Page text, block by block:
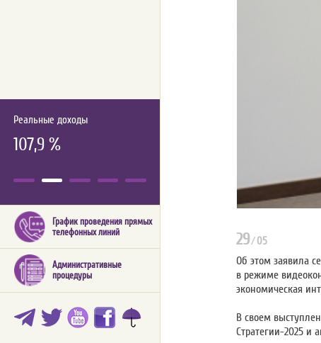
Реальные доходы
107,9 %
График проведения прямых
телефонных линий
Административные
процедуры
29/05
Об этом заявила
в режиме
экономическая
В своем
Стратегии-2025 и